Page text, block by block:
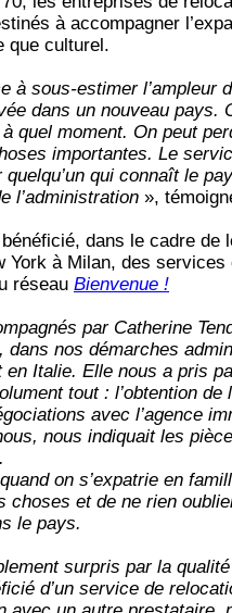
à accompagner
que culturel.
à sous-estimer l’ampleur
dans un nouveau
quel moment. On peut
importantes. Le
quelqu’un qui connaît le
l’administration»,
bénéficié, dans le cadre
York à Milan, des
réseauBienvenue !
par Catherine
dans nos démarches
en Italie. Elle nous a pris
tout : l’obtention
avec l’agence
nous indiquait les
on s’expatrie en
choses et de ne rien
le pays.
surpris par la
d’un service de